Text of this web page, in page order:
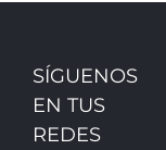
SÍGUENOS
EN TUS
REDES